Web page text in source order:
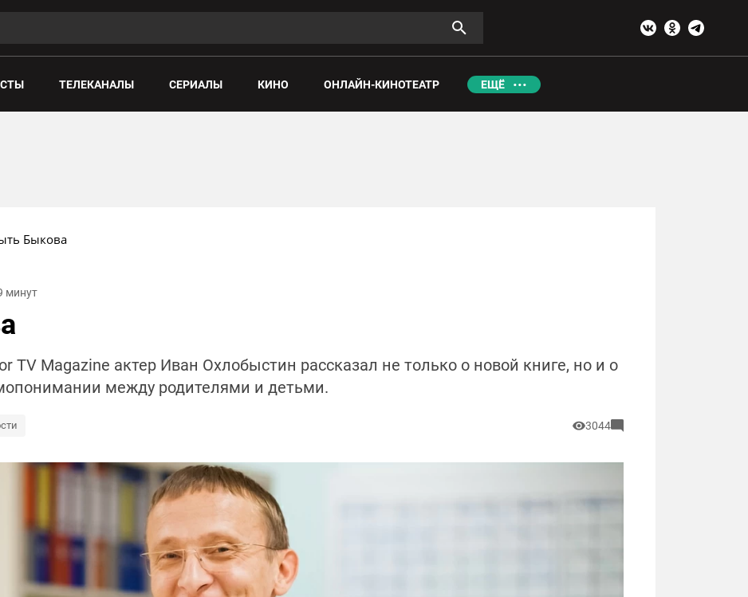
ТЕЛЕКАНАЛЫ СЕРИАЛЫ КИНО ОНЛАЙН-КИНОТЕАТР ЕЩЁ
Быкова
минут
TV Magazine актер Иван Охлобыстин рассказал не только о новой книге, но и о
между родителями и детьми.
3044